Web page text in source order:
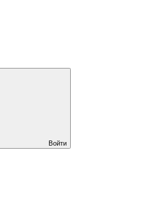
Войти